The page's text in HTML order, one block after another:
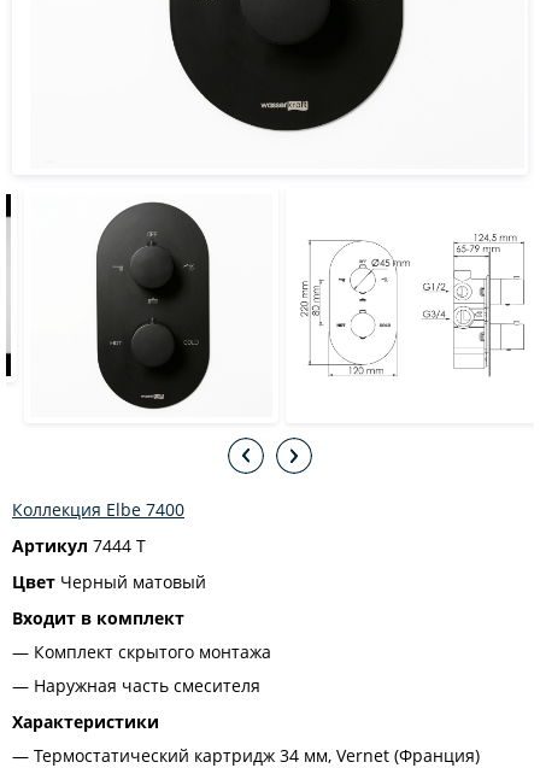
Коллекция Elbe 7400
Артикул 7444 T
Цвет Черный матовый
Входит в комплект
Комплект скрытого монтажа
Наружная часть смесителя
Характеристики
Термостатический картридж 34 мм, Vernet (Франция)